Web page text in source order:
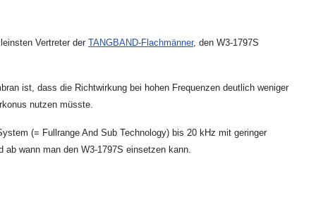
Vertreter der TANGBAND-Flachmänner, den W3-1797S
ist, dass die Richtwirkung bei hohen Frequenzen deutlich weniger
nutzen müsste.
(= Fullrange And Sub Technology) bis 20 kHz mit geringer
wann man den W3-1797S einsetzen kann.